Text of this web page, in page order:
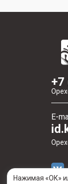
E-
Нажимая «ОК»